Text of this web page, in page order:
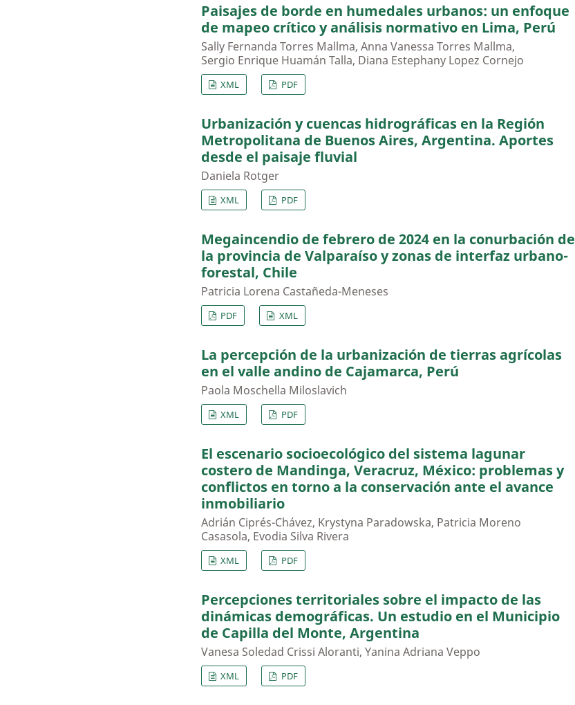
Paisajes de borde en humedales urbanos: un enfoque
de mapeo crítico y análisis normativo en Lima, Perú
Sally Fernanda Torres Mallma, Anna Vanessa Torres Mallma,
Sergio Enrique Huamán Talla, Diana Estephany Lopez Cornejo
XML PDF
Urbanización y cuencas hidrográficas en la Región
Metropolitana de Buenos Aires, Argentina. Aportes
desde el paisaje fluvial
Daniela Rotger
XML PDF
Megaincendio de febrero de 2024 en la conurbación de
la provincia de Valparaíso y zonas de interfaz urbano-
forestal, Chile
Patricia Lorena Castañeda-Meneses
PDF XML
La percepción de la urbanización de tierras agrícolas
en el valle andino de Cajamarca, Perú
Paola Moschella Miloslavich
XML PDF
El escenario socioecológico del sistema lagunar
costero de Mandinga, Veracruz, México: problemas y
conflictos en torno a la conservación ante el avance
inmobiliario
Adrián Ciprés-Chávez, Krystyna Paradowska, Patricia Moreno
Casasola, Evodia Silva Rivera
XML PDF
Percepciones territoriales sobre el impacto de las
dinámicas demográficas. Un estudio en el Municipio
de Capilla del Monte, Argentina
Vanesa Soledad Crissi Aloranti, Yanina Adriana Veppo
XML PDF